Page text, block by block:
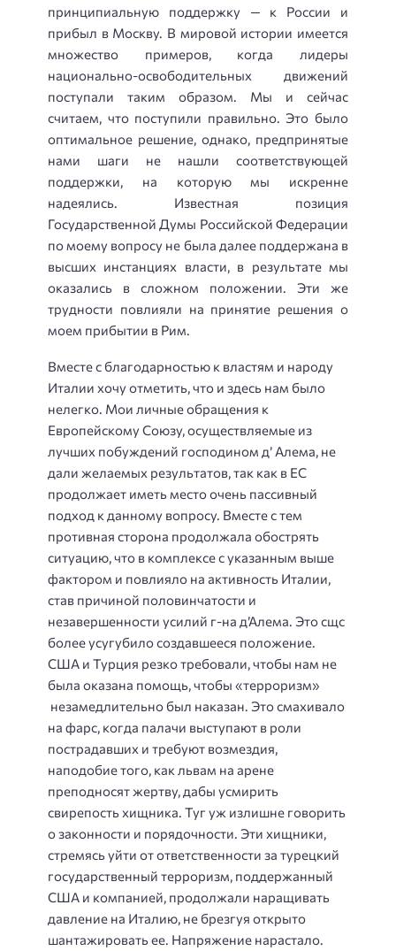
принципиальную поддержку — к России и
прибыл в Москву. В мировой истории имеется
множество примеров, когда лидеры
национально-освободительных движений
поступали таким образом. Мы и сейчас
считаем, что поступили правильно. Это было
оптимальное решение, однако, предпринятые
нами шаги не нашли соответствующей
поддержки, на которую мы искренне
надеялись. Известная позиция
Государственной Думы Российской Федерации
по моему вопросу не была далее поддержана в
высших инстанциях власти, в результате мы
оказались в сложном положении. Эти же
трудности повлияли на принятие решения о
моем прибытии в Рим.
Вместе с благодарностью к властям и народу
Италии хочу отметить, что и здесь нам было
нелегко. Мои личные обращения к
Европейскому Союзу, осуществляемые из
лучших побуждений господином д’ Алема, не
дали желаемых результатов, так как в ЕС
продолжает иметь место очень пассивный
подход к данному вопросу. Вместе с тем
противная сторона продолжала обострять
ситуацию, что в комплексе с указанным выше
фактором и повлияло на активность Италии,
став причиной половинчатости и
незавершенности усилий г­-на д’Алема. Это сщс
более усугубило создавшееся положение.
США и Турция резко требовали, чтобы нам не
была оказана помощь, чтобы «терроризм»
незамедлительно был наказан. Это смахивало
на фарс, когда палачи выступают в роли
пострадавших и требуют возмездия,
наподобие того, как львам на арене
преподносят жертву, дабы усмирить
свирепость хищника. Туг уж излишне говорить
о законности и порядочности. Эти хищники,
стремясь уйти от ответственности за турецкий
государственный терроризм, поддержанный
США и компанией, продолжали наращивать
давление на Италию, не брезгуя открыто
шантажировать ее. Напряжение нарастало.